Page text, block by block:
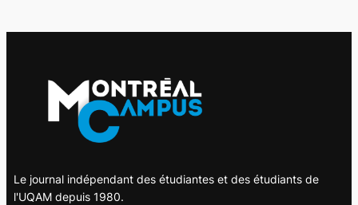
Le journal indépendant des étudiantes et des étudiants de
l'UQAM depuis 1980.